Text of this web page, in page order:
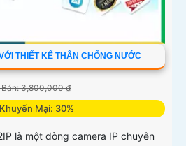
THIẾT KẾ THÂN CHỐNG NƯỚC
Bán: 3,800,000 ₫
Mại: 30%
là một dòng camera IP chuyên